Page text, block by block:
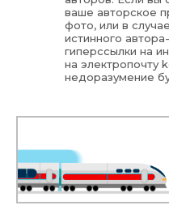
ваше авторское
фото, или в
истинного
гиперссылки на
на электропочту
недоразумение